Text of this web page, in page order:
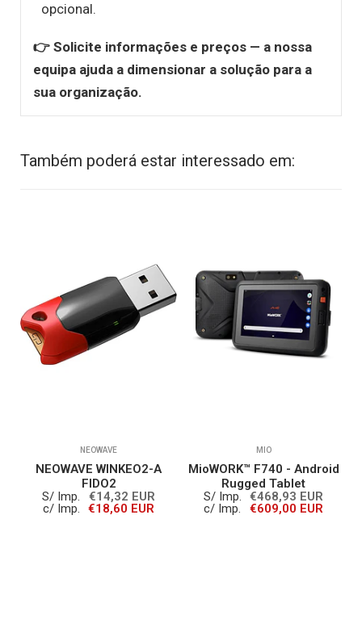
opcional.
👉 Solicite informações e preços — a nossa
equipa ajuda a dimensionar a solução para a
sua organização.
Também poderá estar interessado em:
NEOWAVE
NEOWAVE WINKEO2-A
FIDO2
S/ Imp.
€14,32 EUR
c/ Imp.
€18,60 EUR
MIO
MioWORK™ F740 - Android
Rugged Tablet
S/ Imp.
€468,93 EUR
c/ Imp.
€609,00 EUR